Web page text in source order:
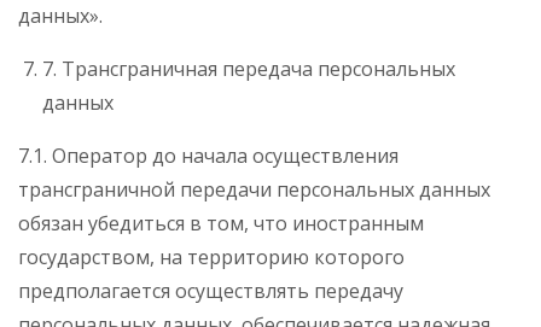
данных».
7. Трансграничная передача персональных
данных
7.1. Оператор до начала осуществления
трансграничной передачи персональных данных
обязан убедиться в том, что иностранным
государством, на территорию которого
предполагается осуществлять передачу